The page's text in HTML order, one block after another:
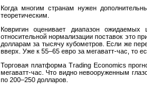
Когда многим странам нужен
теоретическим.
Ковригин оценивает диапазон
относительной нормализации поставок это
долларам за тысячу кубометров. Если же
вверх. Уже к 55–65 евро за мегаватт‑час, то
Торговая платформа Trading Economics
мегаватт‑час. Что видно невооруженным
по 200–250 долларов.